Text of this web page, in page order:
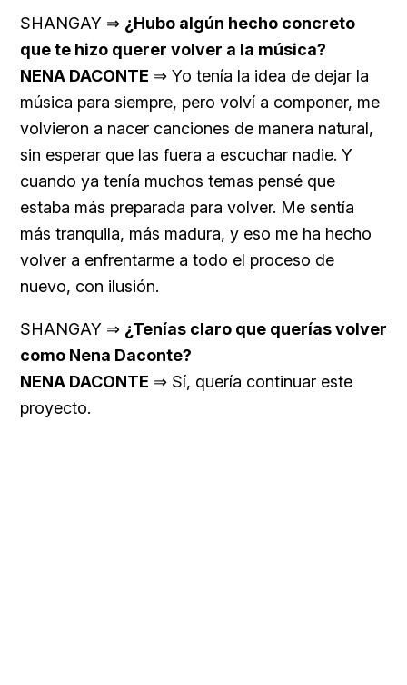
SHANGAY ⇒ ¿Hubo algún hecho concreto
que te hizo querer volver a la música?
NENA DACONTE ⇒ Yo tenía la idea de dejar la
música para siempre, pero volví a componer, me
volvieron a nacer canciones de manera natural,
sin esperar que las fuera a escuchar nadie. Y
cuando ya tenía muchos temas pensé que
estaba más preparada para volver. Me sentía
más tranquila, más madura, y eso me ha hecho
volver a enfrentarme a todo el proceso de
nuevo, con ilusión.
SHANGAY ⇒ ¿Tenías claro que querías volver
como Nena Daconte?
NENA DACONTE ⇒ Sí, quería continuar este
proyecto.